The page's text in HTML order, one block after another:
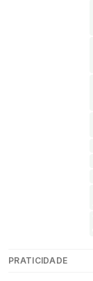
PRATICIDADE